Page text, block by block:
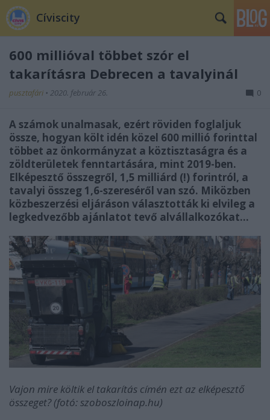
Cíviscity
600 millióval többet szór el
takarításra Debrecen a tavalyinál
pusztafári • 2020. február 26. 0
A számok unalmasak, ezért röviden foglaljuk
össze, hogyan költ idén közel 600 millió forinttal
többet az önkormányzat a köztisztaságra és a
zöldterületek fenntartására, mint 2019-ben.
Elképesztő összegről, 1,5 milliárd (!) forintról, a
tavalyi összeg 1,6-szereséről van szó. Miközben
közbeszerzési eljáráson választották ki elvileg a
legkedvezőbb ajánlatot tevő alvállalkozókat…
Vajon mire költik el takarítás címén ezt az elképesztő
összeget? (fotó: szoboszloinap.hu)